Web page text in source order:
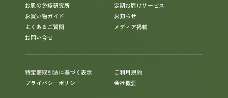
お肌の免疫研究所
定期お届けサービス
お買い物ガイド
お知らせ
よくあるご質問
メディア掲載
お問い合せ
特定商取引法に基づく表示
プライバシーポリシー
ご利用規約
会社概要